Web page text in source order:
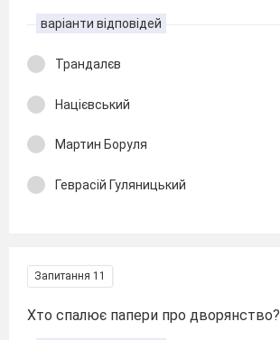
варіанти відповідей
Трандалєв
Націєвський
Мартин Боруля
Геврасій Гуляницький
Запитання 11
Хто спалює папери про дворянство?